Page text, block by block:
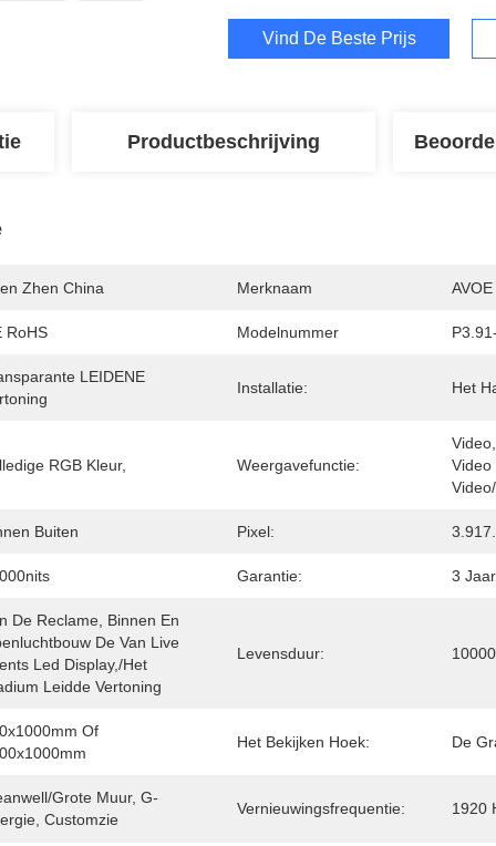
Vind De Beste Prijs
Productbeschrijving
Zhen China Merknaam
RoHS Modelnummer
LEIDENE
Installatie: Het
RGB Kleur, Weergavefunctie:
Video
Buiten Pixel:
Garantie: 3 Jaar
De Reclame, Binnen En
De Van Live
Led Display,/het
Leidde Vertoning
Levensduur:
Of
Het Bekijken Hoek: De
Grote Muur, G-
Customzie
Vernieuwingsfrequentie: 1920